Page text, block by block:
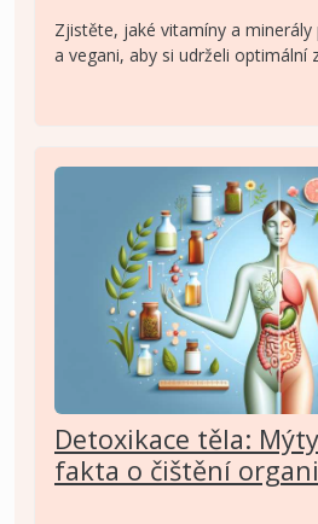
Zjistěte, jaké vitamíny a
a vegani, aby si udrželi optimální
Detoxikace těla:
fakta o čištění